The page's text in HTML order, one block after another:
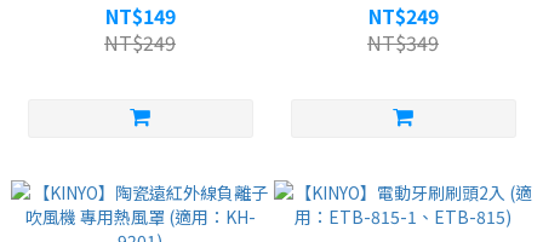
NT$149
NT$249
NT$249
NT$349